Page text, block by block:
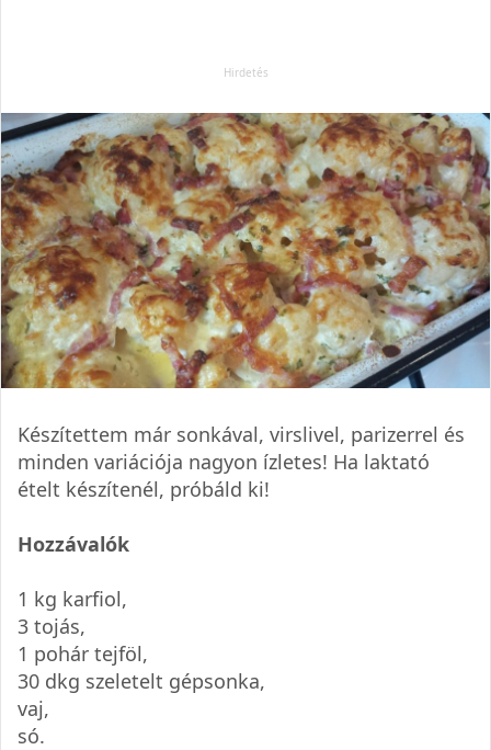
Készítettem már sonkával, virslivel, parizerrel és
minden variációja nagyon ízletes! Ha laktató
ételt készítenél, próbáld ki!
Hozzávalók
1 kg karfiol,
3 tojás,
1 pohár tejföl,
30 dkg szeletelt gépsonka,
vaj,
só.